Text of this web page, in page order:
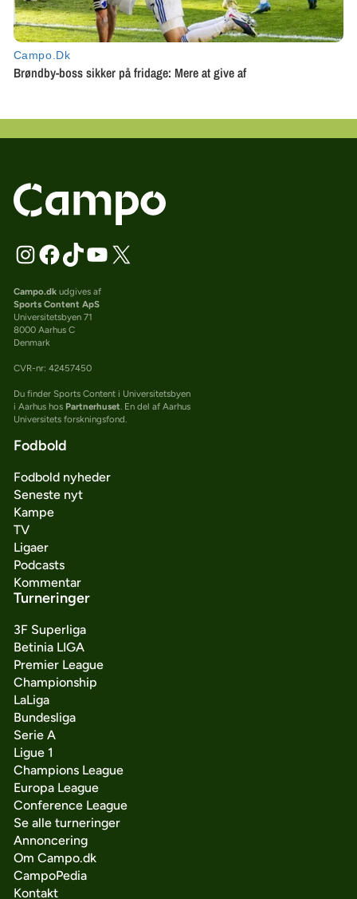
Campo.dkudgives af
Sports Content ApS
Universitetsbyen 71
8000 Aarhus C
Denmark
CVR-nr: 42457450
Du finder Sports Content i Universitetsbyen
i Aarhus hos Partnerhuset . En del af Aarhus
Universitets forskningsfond.
Fodbold
Fodbold nyheder
Seneste nyt
Kampe
TV
Ligaer
Podcasts
Kommentar
Turneringer
3F Superliga
Betinia LIGA
Premier League
Championship
LaLiga
Bundesliga
Serie A
Ligue 1
Champions League
Europa League
Conference League
Se alle turneringer
Annoncering
Om Campo.dk
CampoPedia
Kontakt